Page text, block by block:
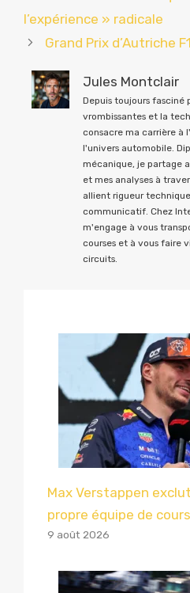
l’expérience » radicale
Grand Prix d’Autriche
Jules Montclair
Depuis toujours fasciné
vrombissantes et la
consacre ma carrière à
l'univers automobile.
mécanique, je partage
et mes analyses à
allient rigueur
communicatif. Chez
m'engage à vous
courses et à vous faire
circuits.
Max Verstappen
propre équipe de
9 août 2026